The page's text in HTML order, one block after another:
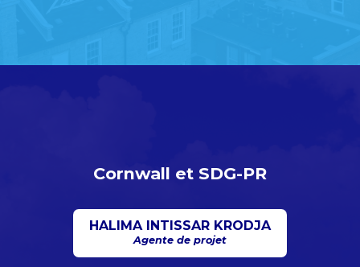
Cornwall et SDG-PR
HALIMA INTISSAR KRODJA
Agente de projet